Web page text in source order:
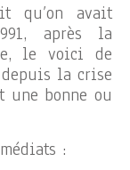
qu’on avait
après la
le voici de
la crise
une bonne ou
: